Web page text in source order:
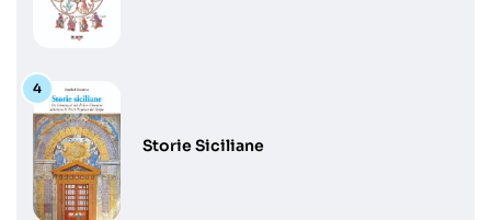
Storie Siciliane